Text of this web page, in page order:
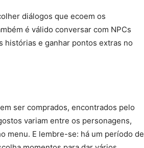
diálogos que ecoem os
é válido conversar com NPCs
histórias e ganhar pontos extras no
ser comprados, encontrados pelo
variam entre os personagens,
menu. E lembre-se: há um período de